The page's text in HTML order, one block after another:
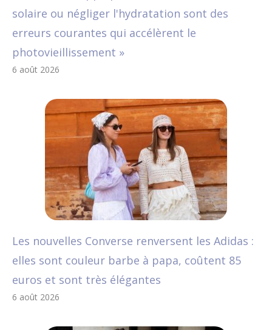
solaire ou négliger l'hydratation sont des
erreurs courantes qui accélèrent le
photovieillissement »
6 août 2026
Les nouvelles Converse renversent les Adidas :
elles sont couleur barbe à papa, coûtent 85
euros et sont très élégantes
6 août 2026